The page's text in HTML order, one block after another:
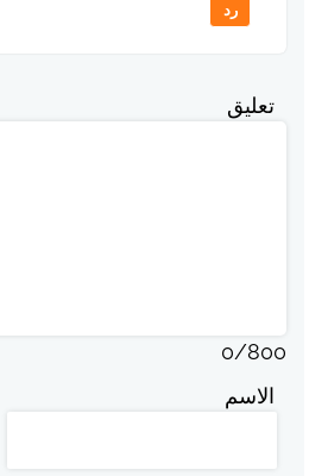
رد
تعليق
0/800
الاسم